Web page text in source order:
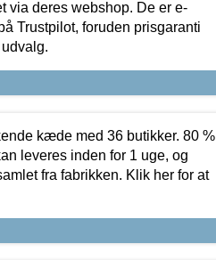
via deres webshop. De er e-
Trustpilot, foruden prisgaranti
kæde med 36 butikker. 80 %
leveres inden for 1 uge, og
fra fabrikken. Klik her for at